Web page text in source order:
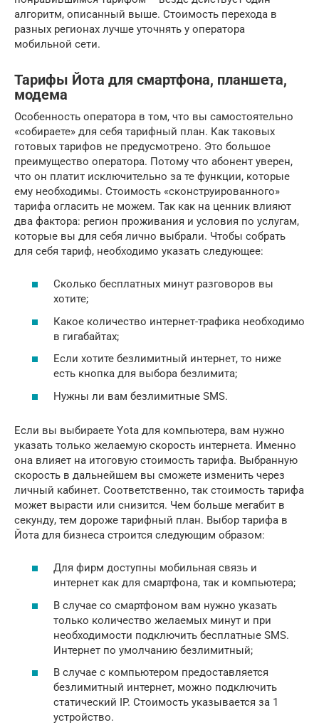
алгоритм, описанный выше. Стоимость перехода в
разных регионах лучше уточнять у оператора
мобильной сети.
Тарифы Йота для смартфона, планшета,
модема
Особенность оператора в том, что вы самостоятельно
«собираете» для себя тарифный план. Как таковых
готовых тарифов не предусмотрено. Это большое
преимущество оператора. Потому что абонент уверен,
что он платит исключительно за те функции, которые
ему необходимы. Стоимость «сконструированного»
тарифа огласить не можем. Так как на ценник влияют
два фактора: регион проживания и условия по услугам,
которые вы для себя лично выбрали. Чтобы собрать
для себя тариф, необходимо указать следующее:
Сколько бесплатных минут разговоров вы
хотите;
Какое количество интернет-трафика необходимо
в гигабайтах;
Если хотите безлимитный интернет, то ниже
есть кнопка для выбора безлимита;
Нужны ли вам безлимитные SMS.
Если вы выбираете Yota для компьютера, вам нужно
указать только желаемую скорость интернета. Именно
она влияет на итоговую стоимость тарифа. Выбранную
скорость в дальнейшем вы сможете изменить через
личный кабинет. Соответственно, так стоимость тарифа
может вырасти или снизится. Чем больше мегабит в
секунду, тем дороже тарифный план. Выбор тарифа в
Йота для бизнеса строится следующим образом:
Для фирм доступны мобильная связь и
интернет как для смартфона, так и компьютера;
В случае со смартфоном вам нужно указать
только количество желаемых минут и при
необходимости подключить бесплатные SMS.
Интернет по умолчанию безлимитный;
В случае с компьютером предоставляется
безлимитный интернет, можно подключить
статический IP. Стоимость указывается за 1
устройство.